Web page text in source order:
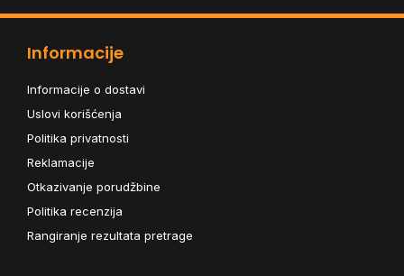
Informacije
Informacije o dostavi
Uslovi korišćenja
Politika privatnosti
Reklamacije
Otkazivanje porudžbine
Politika recenzija
Rangiranje rezultata pretrage